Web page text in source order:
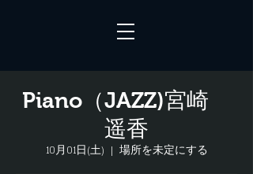
Piano（JAZZ)宮崎
遥香
10月01日(土)
  |
場所を未定にする